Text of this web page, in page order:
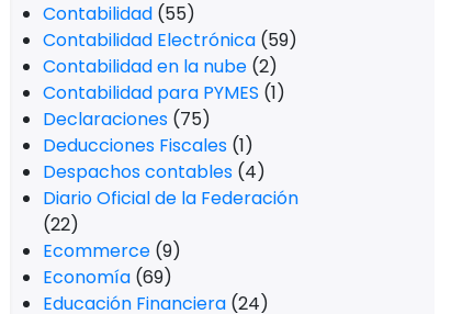
Contabilidad (55)
Contabilidad Electrónica (59)
Contabilidad en la nube (2)
Contabilidad para PYMES (1)
Declaraciones (75)
Deducciones Fiscales (1)
Despachos contables (4)
Diario Oficial de la Federación
(22)
Ecommerce (9)
Economía (69)
Educación Financiera (24)